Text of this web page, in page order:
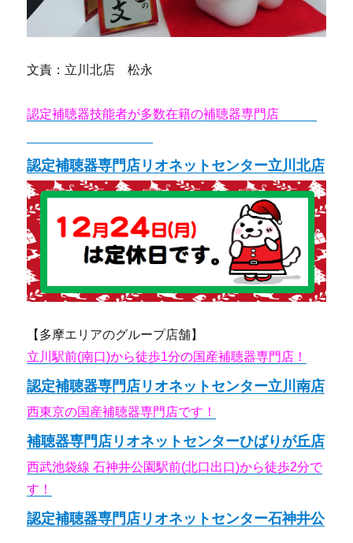
文責：立川北店 松永
認定補聴器技能者が多数在籍の補聴器専門店
認定補聴器専門店リオネットセンター立川北店
【多摩エリアのグループ店舗】
立川駅前(南口)から徒歩1分の国産補聴器専門店！
認定補聴器専門店リオネットセンター立川南店
西東京の国産補聴器専門店です！
補聴器専門店リオネットセンターひばりが丘店
西武池袋線 石神井公園駅前(北口出口)から徒歩2分で
す！
認定補聴器専門店リオネットセンター石神井公